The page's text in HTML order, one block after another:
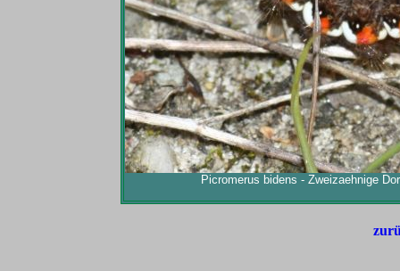
Picromerus bidens - Zweizaehnige